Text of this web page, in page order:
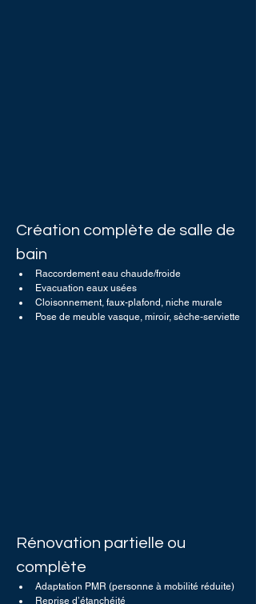
Création complète de salle de
bain
Raccordement eau chaude/froide
Evacuation eaux usées
Cloisonnement, faux-plafond, niche murale
Pose de meuble vasque, miroir, sèche-serviette
Rénovation partielle ou
complète
Adaptation PMR (personne à mobilité réduite)
Reprise d’étanchéité